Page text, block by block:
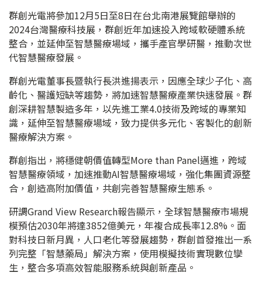
群創光電將參加12月5日至8日在台北南港展覽館舉辦的
2024台灣醫療科技展，群創近年加速投入跨域軟硬體系統
整合，並延伸至智慧醫療場域，攜手產官學研醫，推動次世
代智慧醫療發展。
群創光電董事長暨執行長洪進揚表示，因應全球少子化、高
齡化、醫護短缺等趨勢，將加速智慧醫療產業快速發展。群
創深耕智慧製造多年，以先進工業4.0技術及跨域的專業知
識，延伸至智慧醫療場域，致力提供多元化、客製化的創新
醫療解決方案。
群創指出，將穩健朝價值轉型More than Panel邁進，跨域
智慧醫療領域，加速推動AI智慧醫療場域，強化集團資源整
合，創造高附加價值，共創完善智慧醫療生態系。
研調Grand View Research報告顯示，全球智慧醫療市場規
模預估2030年將達3852億美元，年複合成長率12.8%。面
對科技日新月異，人口老化等發展趨勢，群創首發推出一系
列完整「智慧藥局」解決方案，使用模擬技術實現數位孿
生，整合多項高效智能服務系統與創新產品。